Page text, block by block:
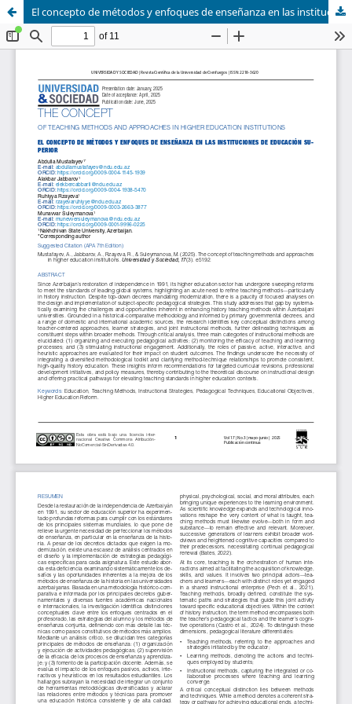
El concepto de métodos y enfoques de enseñanza en las instituciones de educación superior